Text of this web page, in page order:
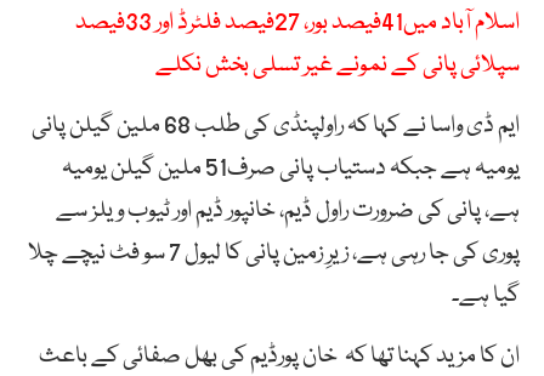
اسلام آباد میں41فیصد بور، 27فیصد فلٹرڈ اور 33فیصد
سپلائی پانی کے نمونے غیر تسلی بخش نکلے
ایم ڈی واسا نے کہا کہ راولپنڈی کی طلب 68 ملین گیلن پانی
یومیہ ہے جبکہ دستیاب پانی صرف51 ملین گیلن یومیہ
ہے، پانی کی ضرورت راول ڈیم، خانپور ڈیم اور ٹیوب ویلز سے
پوری کی جا رہی ہے، زیرِ زمین پانی کا لیول 7 سو فٹ نیچے چلا
گیا ہے۔
ان کا مزید کہنا تھا کہ خان پورڈیم کی بھل صفائی کے باعث